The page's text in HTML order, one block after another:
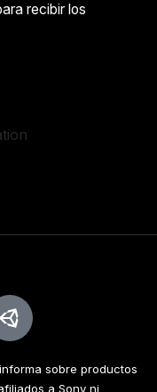
recibir los
sobre productos
a Sony ni